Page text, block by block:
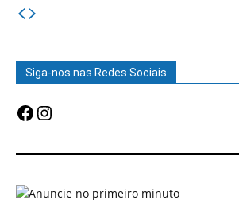
Siga-nos nas Redes Sociais
Facebook
Instagram